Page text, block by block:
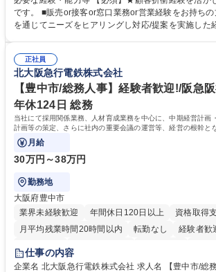
融商品のご提案 ■効率的な事務運用の検討・構築等
に必ずご覧ください≫ ※記事 https://
です。 ■販売or接客or窓口業務or営業経験をお持ち
を通じてニーズをヒアリングし対応/提案を実施した経験必須 ■
るので安心して入行いただけます。 幅広いキャリア
や社内副業等を活用し、 一人ひとりが挑戦できるカ
ます。 学歴・資格 学歴：大学院 大学 高専 短大 専修学校 高校 語学力：
資格：
正社員
北大阪急行電鉄株式会社
【豊中市/総務人事】経験者歓迎!/阪急
年休124日 総務
当社にて採用関係業務、人材育成業務を中心に、中期経営計画
計画等の策定、さらに社内の重要会議の運営等、経営の根幹と
般を担当していただきます。
月給
30万円～38万円
勤務地
大阪府豊中市
業界未経験歓迎
年間休日120日以上
資格取得
月平均残業時間20時間以内
転勤なし 経験者歓
退職金あり
土日祝休み
服装自由 昼食補助あり 食事補助
仕事の内容
企業名 北大阪急行電鉄株式会社 求人名 【豊中市/総務人事】経験者歓迎！/